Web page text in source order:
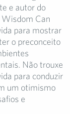
e autor do
Can
para mostrar
o preconceito
Não trouxe
para conduzir
um otimismo
e